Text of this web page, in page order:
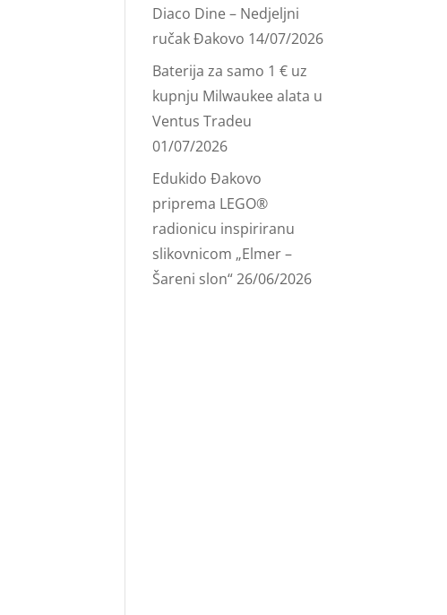
Diaco Dine – Nedjeljni
ručak Đakovo 14/07/2026
Baterija za samo 1 € uz
kupnju Milwaukee alata u
Ventus Tradeu
01/07/2026
Edukido Đakovo
priprema LEGO®
radionicu inspiriranu
slikovnicom „Elmer –
Šareni slon“26/06/2026